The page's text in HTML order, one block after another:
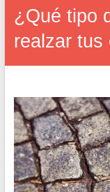
¿Qué tipo
realzar tus